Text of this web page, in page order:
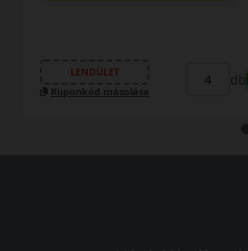
LENDÜLET
Kuponkód másolása
db